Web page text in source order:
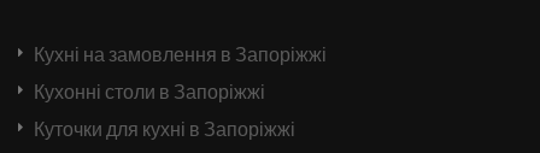
Кухні на замовлення в Запоріжжі
Кухонні столи в Запоріжжі
Куточки для кухні в Запоріжжі